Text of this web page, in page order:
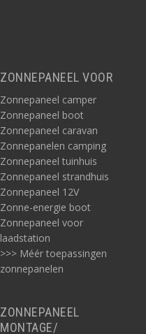
ZONNEPANEEL VOOR
Zonnepaneel camper
Zonnepaneel boot
Zonnepaneel caravan
Zonnepanelen camping
Zonnepaneel tuinhuis
Zonnepaneel strandhuis
Zonnepaneel 12V
Zonne-energie boot
Zonnepaneel voor
laadstation
>>> Méér toepassingen
zonnepanelen
ZONNEPANEEL
MONTAGE/